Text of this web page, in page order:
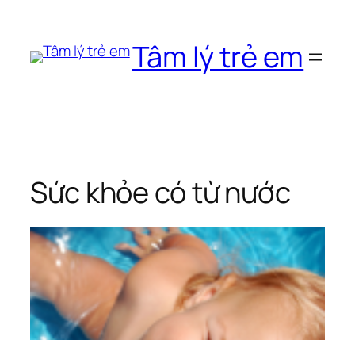
phần
Tâm lý trẻ em
Sức khỏe có từ nước